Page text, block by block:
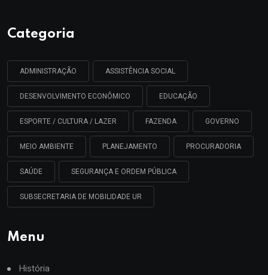
Categoria
ADMINISTRAÇÃO ASSISTÊNCIA SOCIAL
DESENVOLVIMENTO ECONÔMICO EDUCAÇÃO
ESPORTE / CULTURA / LAZER FAZENDA GOVERNO
MEIO AMBIENTE PLANEJAMENTO PROCURADORIA
SAÚDE SEGURANÇA E ORDEM PÚBLICA
SUBSECRETARIA DE MOBILIDADE UR
Menu
História